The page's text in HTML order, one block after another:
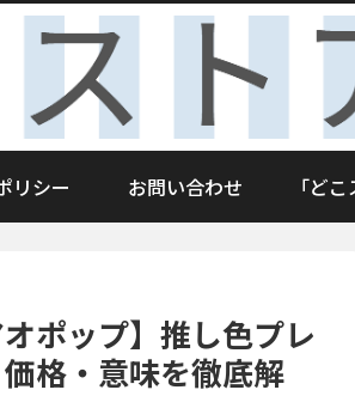
リシー お問い合わせ 「ど
ポップ】推し色プレ
格・意味を徹底解